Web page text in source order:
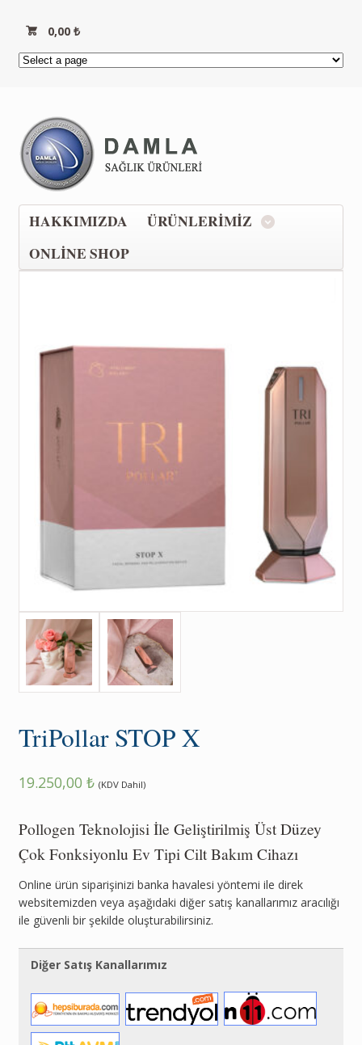
0,00₺
HAKKIMIZDA
ÜRÜNLERIMIZ
ONLINE SHOP
TriPollar STOP X
19.250,00 ₺ (KDV Dahil)
Pollogen Teknolojisi İle Geliştirilmiş Üst Düzey
Çok Fonksiyonlu Ev Tipi Cilt Bakım Cihazı
Online ürün siparişinizi banka havalesi yöntemi ile direk
websitemizden veya aşağıdaki diğer satış kanallarımız aracılığı
ile güvenli bir şekilde oluşturabilirsiniz.
Diğer Satış Kanallarımız